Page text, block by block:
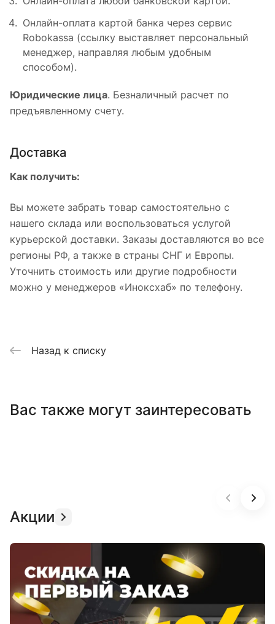
Онлайн-оплата картой банка через сервис
Robokassa (ссылку выставляет персональный
менеджер, направляя любым удобным
способом).
Юридические лица. Безналичный расчет по
предъявленному счету.
Доставка
Как получить:
Вы можете забрать товар самостоятельно с
нашего склада или воспользоваться услугой
курьерской доставки. Заказы доставляются во все
регионы РФ, а также в страны СНГ и Европы.
Уточнить стоимость или другие подробности
можно у менеджеров «Иноксхаб» по телефону.
Назад к списку
Вас также могут заинтересовать
Акции